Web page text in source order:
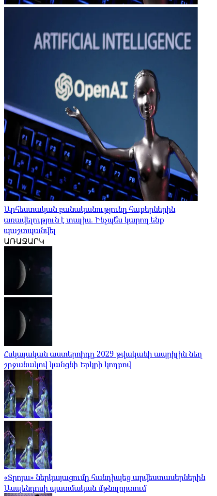
Արհեստական ​​բանականությունը հաքերներին
առավելություն է տալիս. Ինչպե՞ս կարող ենք
պաշտպանվել
ԱՌԱՋԱՐԿ
Հսկայական աստերոիդը 2029 թվականի ապրիլին նեղ
շրջանակով կանցնի Երկրի կողքով
«Տրոյա» ներկայացումը հանդիպեց արվեստասերներին
Ասպենդոսի պատմական մթնոլորտում